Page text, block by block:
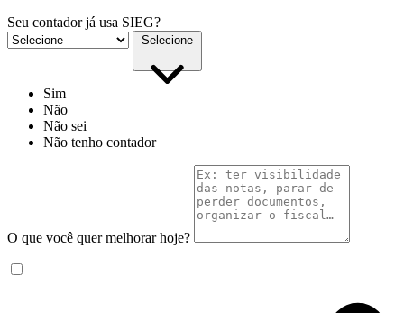
Seu contador já usa SIEG?
Selecione
Sim
Não
Não sei
Não tenho contador
O que você quer melhorar hoje?